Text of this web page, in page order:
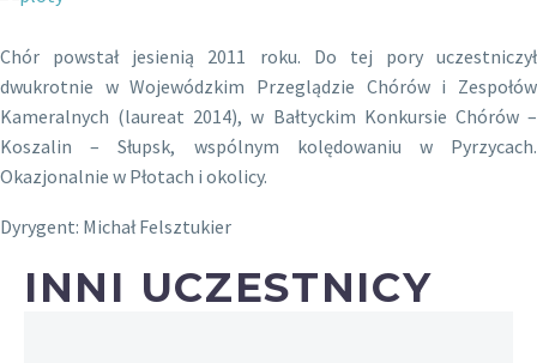
Chór powstał jesienią 2011 roku. Do tej pory uczestniczył
dwukrotnie w Wojewódzkim Przeglądzie Chórów i Zespołów
Kameralnych (laureat 2014), w Bałtyckim Konkursie Chórów –
Koszalin – Słupsk, wspólnym kolędowaniu w Pyrzycach.
Okazjonalnie w Płotach i okolicy.
Dyrygent: Michał Felsztukier
INNI UCZESTNICY